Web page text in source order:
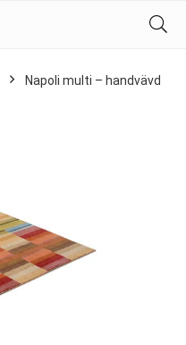
Napoli multi – handvävd